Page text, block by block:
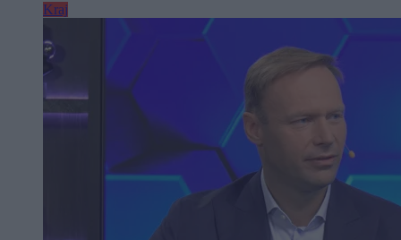
Kraj